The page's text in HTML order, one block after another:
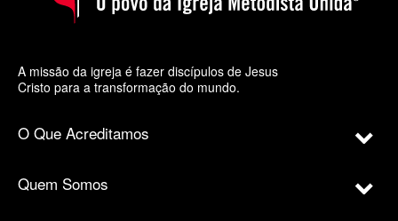
A missão da igreja é fazer discípulos de Jesus
Cristo para a transformação do mundo.
O Que Acreditamos
Quem Somos